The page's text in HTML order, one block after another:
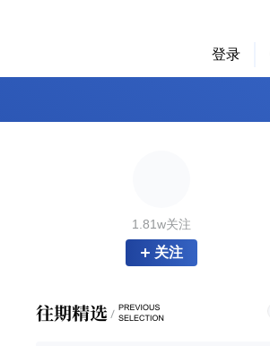
登录
1.81w关注
关注